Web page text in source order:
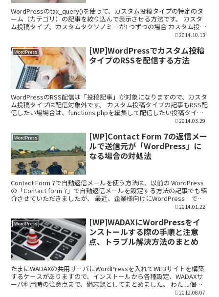
WordPressのtax_query()を使って、カスタム投稿タイプの特定のタ
ーム（カテゴリ）の記事を絞り込んで表示させる方法です。 カスタ
ム投稿タイプ、カスタムタクソノミーが1つずつの場合 カスタム投稿
2014.10.13
WordPress
[WP]WordPressでカスタム投稿
タイプのRSSを配信する方法
WordPressのRSS配信は「投稿記事」が対象になりますので、カスタ
ム投稿タイプは配信対象外です。 カスタム投稿タイプの記事もRSS配
信したい場場合は、functions.phpを編集して配信したい投稿タイプ
2014.03.29
WordPress
[WP]Contact Form 7の返信メー
ルで送信元が「WordPress」に
なる場合の対処法
Contact Form 7で自動返信メールを使う方法は、以前の WordPress
の「Contact form 7」で自動返信メールを設定する方法の記事でも紹
介させていただきましたが、 最近、企業様向けにWordPress でサ
2014.01.22
WordPress
[WP]WADAXにWordPressをイ
ンストールする際の手順と注意
点、トラブル解決方法のまとめ
たまにWADAXの共用サーバにWordPressを入れてWEBサイトを構築
するケースがありますので、インストールから各種設定、WADAXサ
ーバ利用時の注意点まで、備忘録としてまとめました。 わたし個人
2012.08.07